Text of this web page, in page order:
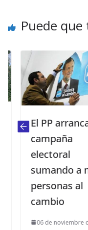
Puede
El PP arranca la
campaña
electoral
sumando a
personas al
cambio
06 de noviembre de